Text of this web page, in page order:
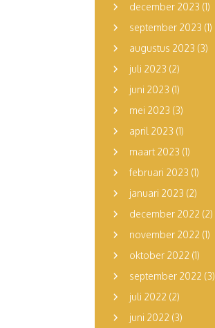
december 2023 (1)
september 2023 (1)
augustus 2023 (3)
juli 2023 (2)
juni 2023 (1)
mei 2023 (3)
april 2023 (1)
maart 2023 (1)
februari 2023 (1)
januari 2023 (2)
december 2022 (2)
november 2022 (1)
oktober 2022 (1)
september 2022 (3)
juli 2022 (2)
juni 2022 (3)